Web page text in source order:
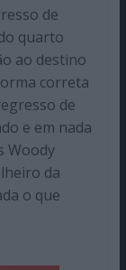
de
quarto
ao destino
correta
de
e em nada
Woody
da
o que